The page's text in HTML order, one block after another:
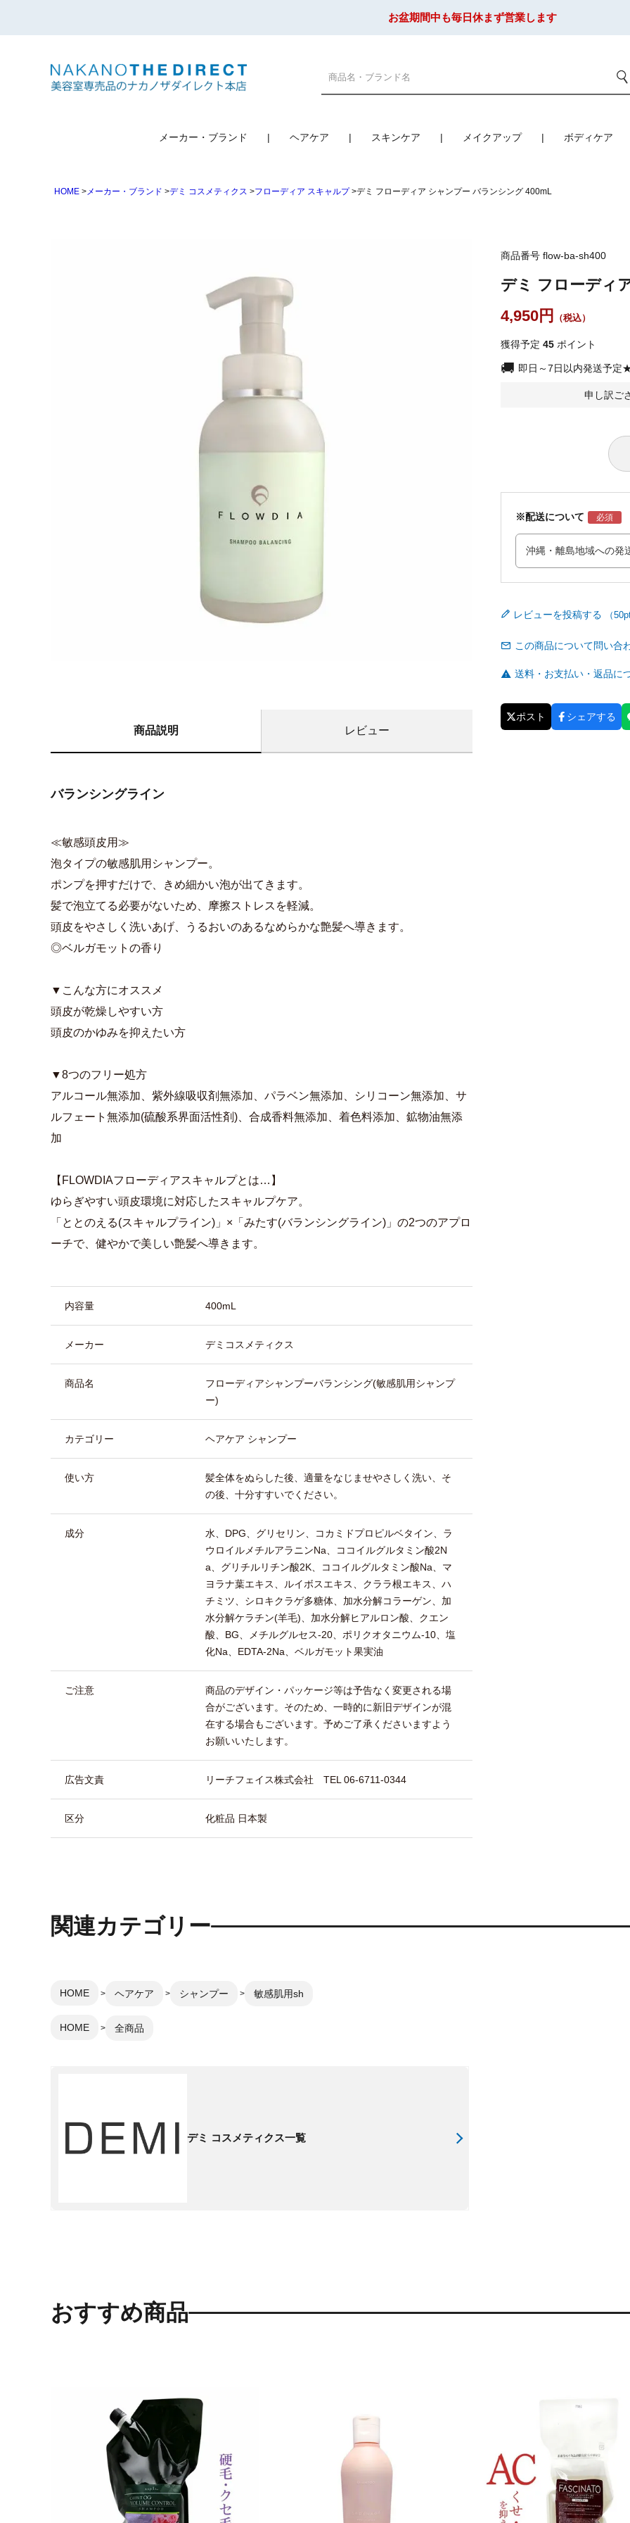
お盆期間中も毎日休まず営業します
メーカー・ブランド ヘアケア スキンケア メイクアップ ボディケア
HOME メーカー・ブランド デミ コスメティクス フローディア スキャルプ デミ フローディア シャンプー バランシング 400mL
商品説明 レビュー
バランシングライン
≪敏感頭皮用≫
泡タイプの敏感肌用シャンプー。
ポンプを押すだけで、きめ細かい泡が出てきます。
髪で泡立てる必要がないため、摩擦ストレスを軽減。
頭皮をやさしく洗いあげ、うるおいのあるなめらかな艶髪へ導きます。
◎ベルガモットの香り
▼こんな方にオススメ
頭皮が乾燥しやすい方
頭皮のかゆみを抑えたい方
▼8つのフリー処方
アルコール無添加、紫外線吸収剤無添加、パラベン無添加、シリコーン無添加、サ
ルフェート無添加(硫酸系界面活性剤)、合成香料無添加、着色料添加、鉱物油無添
加
【FLOWDIAフローディアスキャルプとは…】
ゆらぎやすい頭皮環境に対応したスキャルプケア。
「ととのえる(スキャルプライン)」×「みたす(バランシングライン)」の2つのアプロ
ーチで、健やかで美しい艶髪へ導きます。
内容量 400mL
メーカー デミコスメティクス
商品名
フローディアシャンプーバランシング(敏感肌用シャンプ
ー)
カテゴリー ヘアケア シャンプー
使い方
髪全体をぬらした後、適量をなじませやさしく洗い、そ
の後、十分すすいでください。
成分
水、DPG、グリセリン、コカミドプロピルベタイン、ラ
ウロイルメチルアラニンNa、ココイルグルタミン酸2N
a、グリチルリチン酸2K、ココイルグルタミン酸Na、マ
ヨラナ葉エキス、ルイボスエキス、クララ根エキス、ハ
チミツ、シロキクラゲ多糖体、加水分解コラーゲン、加
水分解ケラチン(羊毛)、加水分解ヒアルロン酸、クエン
酸、BG、メチルグルセス-20、ポリクオタニウム-10、塩
化Na、EDTA-2Na、ベルガモット果実油
ご注意
商品のデザイン・パッケージ等は予告なく変更される場
合がございます。そのため、一時的に新旧デザインが混
在する場合もございます。予めご了承くださいますよう
お願いいたします。
広告文責 リーチフェイス株式会社 TEL 06-6711-0344
区分 化粧品 日本製
商品番号 flow-ba-sh400
デミ フローディ
4,950
獲得予定 45 ポイント
即日～7日以内発送予定
申し訳ご
※配送について
レビューを投稿する
この商品について問い合
送料・お支払い・返品に
ポスト シェアする
関連カテゴリー
HOME ヘアケア シャンプー 敏感肌用sh
HOME 全商品
デミ コスメティクス一覧
おすすめ商品